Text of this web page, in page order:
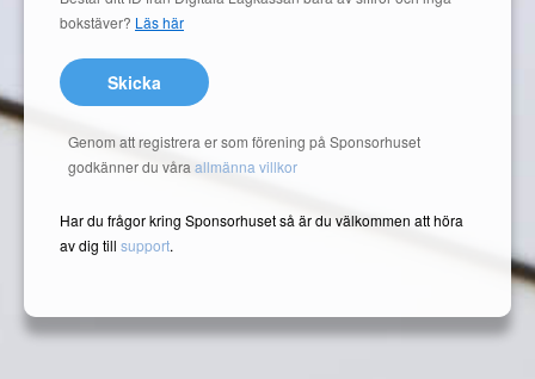
bokstäver? Läs här
Skicka
Genom att registrera er som förening på Sponsorhuset
godkänner du våra allmänna villkor
Har du frågor kring Sponsorhuset så är du välkommen att höra
av dig till support.